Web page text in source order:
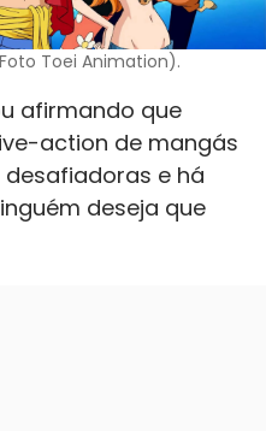
Toei Animation).
afirmando que
action de mangás
e há
deseja que